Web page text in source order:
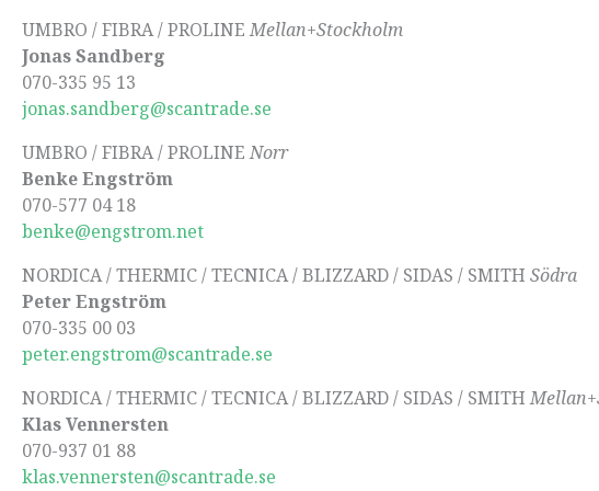
UMBRO / FIBRA / PROLINEMellan+Stockholm
Jonas Sandberg
070-335 95 13
jonas.sandberg@scantrade.se
UMBRO / FIBRA / PROLINENorr
Benke Engström
070-577 04 18
benke@engstrom.net
NORDICA / THERMIC / TECNICA / BLIZZARD / SIDAS / SMITH Södra
Peter Engström
070-335 00 03
peter.engstrom@scantrade.se
NORDICA / THERMIC / TECNICA / BLIZZARD / SIDAS / SMITH
Klas Vennersten
070-937 01 88
klas.vennersten@scantrade.se